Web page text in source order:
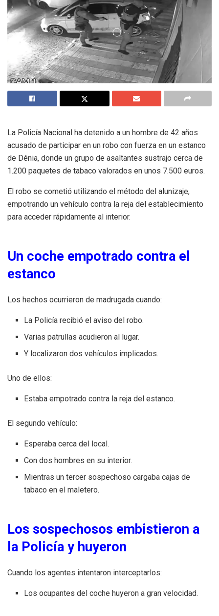
La Policía Nacional ha detenido a un hombre de 42 años
acusado de participar en un robo con fuerza en un estanco
de Dénia, donde un grupo de asaltantes sustrajo cerca de
1.200 paquetes de tabaco valorados en unos 7.500 euros.
El robo se cometió utilizando el método del alunizaje,
empotrando un vehículo contra la reja del establecimiento
para acceder rápidamente al interior.
Un coche empotrado contra el
estanco
Los hechos ocurrieron de madrugada cuando:
La Policía recibió el aviso del robo.
Varias patrullas acudieron al lugar.
Y localizaron dos vehículos implicados.
Uno de ellos:
Estaba empotrado contra la reja del estanco.
El segundo vehículo:
Esperaba cerca del local.
Con dos hombres en su interior.
Mientras un tercer sospechoso cargaba cajas de
tabaco en el maletero.
Los sospechosos embistieron a
la Policía y huyeron
Cuando los agentes intentaron interceptarlos:
Los ocupantes del coche huyeron a gran velocidad.